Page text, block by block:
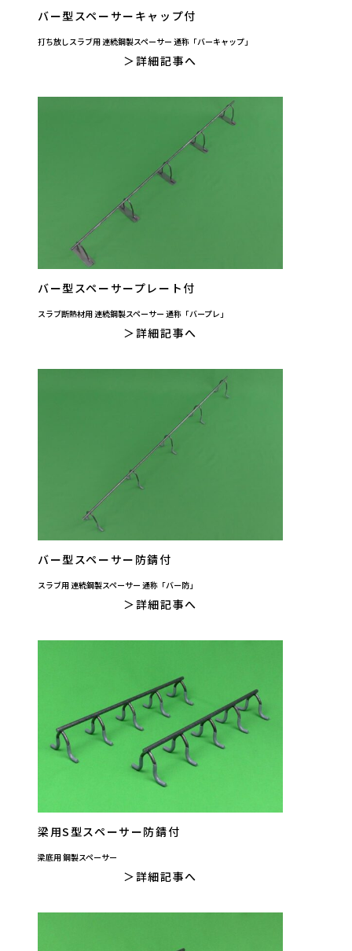
バー型スペーサーキャップ付
打ち放しスラブ用 連続鋼製スペーサー 通称「バーキャップ」
詳細記事へ
バー型スペーサープレート付
スラブ断熱材用 連続鋼製スペーサー 通称「バープレ」
詳細記事へ
バー型スペーサー防錆付
スラブ用 連続鋼製スペーサー 通称「バー防」
詳細記事へ
梁用S型スペーサー防錆付
梁底用 鋼製スペーサー
詳細記事へ